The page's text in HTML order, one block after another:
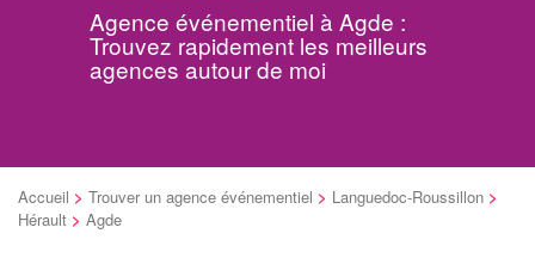
Agence événementiel à Agde :
Trouvez rapidement les meilleurs
agences autour de moi
Accueil > Trouver un agence événementiel > Languedoc-Roussillon >
Hérault > Agde